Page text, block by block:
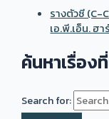
รางตัวซี (C-
เอ.พี.เอ็น. ฮ
ค้นหาเรื่อง
Search for: